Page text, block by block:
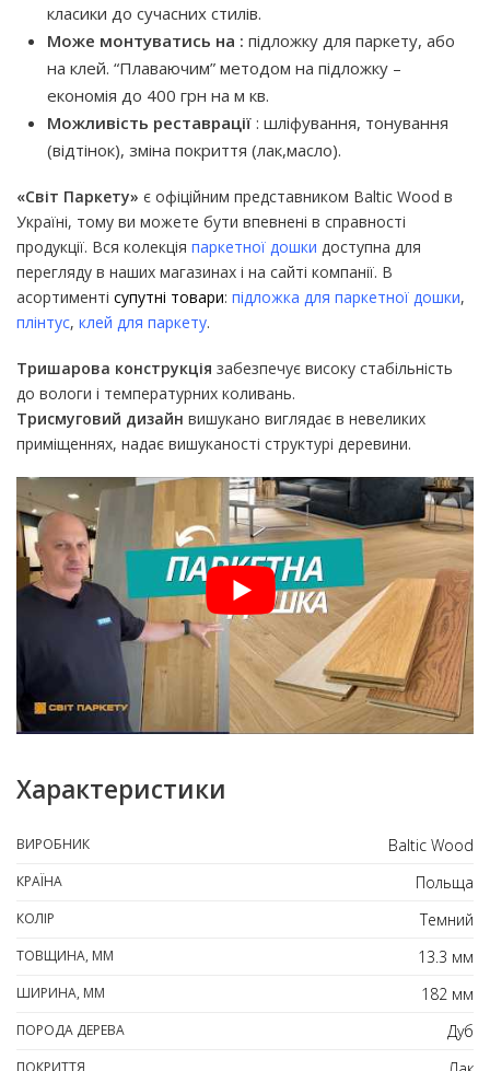
класики до сучасних стилів.
Може монтуватись на : підложку для паркету, або
на клей. “Плаваючим” методом на підложку –
економія до 400 грн на м кв.
Можливість реставрації : шліфування, тонування
(відтінок), зміна покриття (лак,масло).
«Світ Паркету» є офіційним представником Baltic Wood в
Україні, тому ви можете бути впевнені в справності
продукції. Вся колекція паркетної дошки доступна для
перегляду в наших магазинах і на сайті компанії. В
асортименті супутні товари: підложка для паркетної дошки,
плінтус, клей для паркету.
Тришарова конструкція забезпечує високу стабільність
до вологи і температурних коливань.
Трисмуговий дизайн вишукано виглядає в невеликих
приміщеннях, надає вишуканості структурі деревини.
Характеристики
ВИРОБНИК Baltic Wood
КРАЇНА Польща
КОЛІР Темний
ТОВЩИНА, ММ 13.3 мм
ШИРИНА, ММ 182 мм
ПОРОДА ДЕРЕВА Дуб
ПОКРИТТЯ